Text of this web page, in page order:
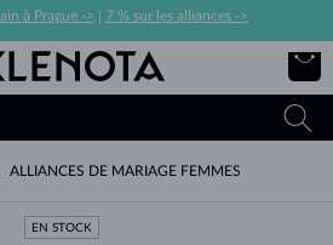
à Prague -> 7 % sur les alliances ->
ALLIANCES DE MARIAGE FEMMES
EN STOCK